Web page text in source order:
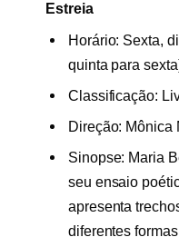
Estreia
Horário: Sexta,
quinta para
Classificação:
Direção: Mônica
Sinopse: Maria
seu ensaio
apresenta
diferentes